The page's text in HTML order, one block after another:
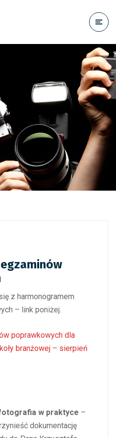
z harmonogramem
– link poniżej.
poprawkowych dla
branżowej – sierpień
w praktyce –
dokumentację